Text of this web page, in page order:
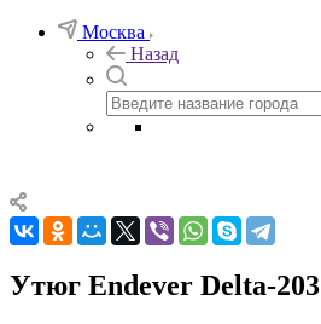
Москва
Назад
Утюг Endever Delta-203